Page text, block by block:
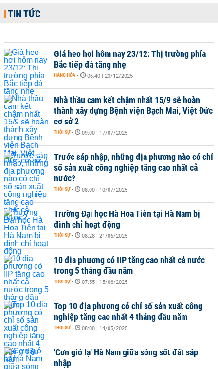
TIN TỨC
Giá heo hơi hôm nay 23/12: Thị trường phía
Bắc tiếp đà tăng nhẹ
HÀNG HÓA - 06:40 | 23/12/2025
Nhà thầu cam kết chậm nhất 15/9 sẽ hoàn
thành xây dựng Bệnh viện Bạch Mai, Việt Đức
cơ sở 2
THỜI SỰ - 09:00 | 17/07/2025
Trước sáp nhập, những địa phương nào có chỉ
số sản xuất công nghiệp tăng cao nhất cả
nước?
THỜI SỰ - 08:00 | 10/07/2025
Trường Đại học Hà Hoa Tiên tại Hà Nam bị
đình chỉ hoạt động
THỜI SỰ - 08:28 | 21/06/2025
10 địa phương có IIP tăng cao nhất cả nước
trong 5 tháng đầu năm
THỜI SỰ - 07:55 | 15/06/2025
Top 10 địa phương có chỉ số sản xuất công
nghiệp tăng cao nhất 4 tháng đầu năm
THỜI SỰ - 08:00 | 14/05/2025
'Cơn gió lạ' Hà Nam giữa sóng sốt đất sáp
nhập